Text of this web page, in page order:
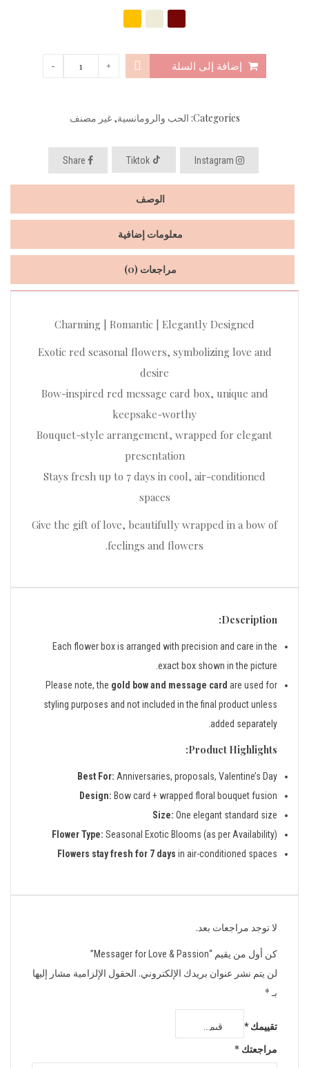
إضافة إلى السلة
Categories: الحب والرومانسية,غير مصنف
الوصف
معلومات إضافية
مراجعات (0)
Charming | Romantic | Elegantly Designed
Exotic red seasonal flowers, symbolizing love and
desire
Bow-inspired red message card box, unique and
keepsake-worthy
Bouquet-style arrangement, wrapped for elegant
presentation
Stays fresh up to 7 days in cool, air-conditioned
spaces
Give the gift of love, beautifully wrapped in a bow of
feelings and flowers.
Description:
Each flower box is arranged with precision and care in the
exact box shown in the picture.
Please note, the gold bow and message card are used for
styling purposes and not included in the final product unless
added separately.
Product Highlights:
Best For: Anniversaries, proposals, Valentine’s Day
Design: Bow card + wrapped floral bouquet fusion
Size: One elegant standard size
Flower Type: Seasonal Exotic Blooms (as per Availability)
Flowers stay fresh for 7 days in air-conditioned spaces
لا توجد مراجعات بعد.
كن أول من يقيم “Messager for Love & Passion”
لن يتم نشر عنوان بريدك الإلكتروني. الحقول الإلزامية مشار إليها
بـ*
تقييمك*
مراجعتك *